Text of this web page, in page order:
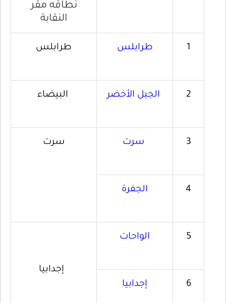
نطاقه مقر
النقابة
1 طرابلس طرابلس
2 الجبل الأخضر البيضاء
3 سرت سرت
4 الجفرة
5 الواحات
إجدابيا
6
إجدابيا